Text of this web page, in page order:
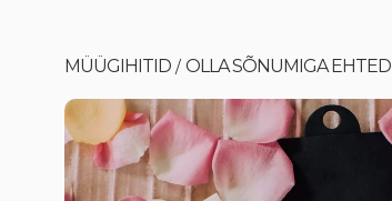
MÜÜGIHITID / OLLA SÕNUMIGA EHTED